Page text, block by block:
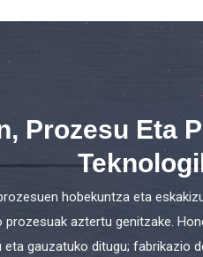
Prozesu Eta
hobekuntza eta
prozesuak aztertu genitzake.
eta gauzatuko ditugu; fabrikazio